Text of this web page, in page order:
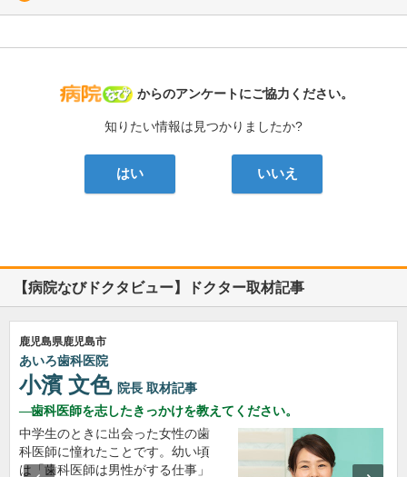
病院なび
からのアンケートにご協力ください。
知りたい情報は見つかりましたか?
はい いいえ
【病院なびドクタビュー】ドクター取材記事
鹿児島県鹿児島市
あいろ歯科医院
小濱 文色 院長 取材記事
歯科医師を志したきっかけを教えてください。
中学生のときに出会った女性の歯
科医師に憧れたことです。幼い頃
は「歯科医師は男性がする仕事」